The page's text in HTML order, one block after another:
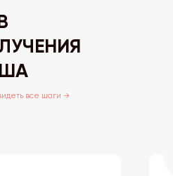
все шаги →